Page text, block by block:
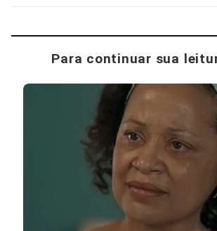
Para continuar sua